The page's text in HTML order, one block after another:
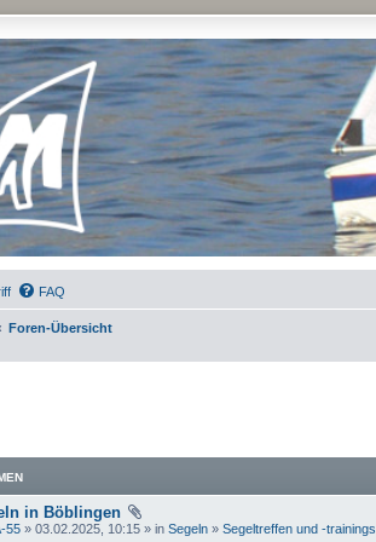
Forum Deutschland
FAQ
Foren-Übersicht
in Böblingen
55 » 03.02.2025, 10:15 » in Segeln » Segeltreffen und -trainings